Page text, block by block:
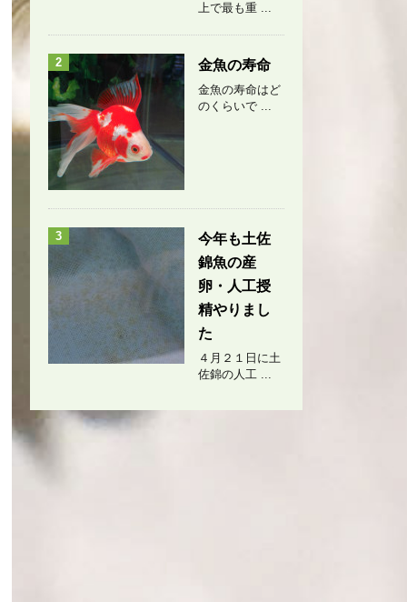
上で最も重 ...
2 金魚の寿命
金魚の寿命はど
のくらいで ...
3
今年も土佐
錦魚の産
卵・人工授
精やりまし
た
４月２１日に土
佐錦の人工 ...